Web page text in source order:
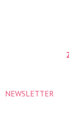
NEWSLETTER